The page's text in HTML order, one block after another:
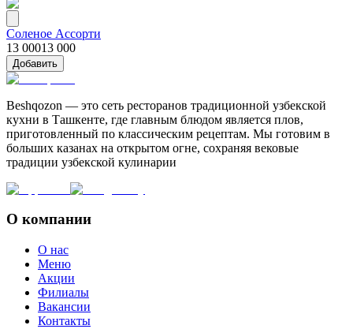
Соленое Ассорти
13 00013 000
Добавить
Beshqozon — это сеть ресторанов традиционной узбекской
кухни в Ташкенте, где главным блюдом является плов,
приготовленный по классическим рецептам. Мы готовим в
больших казанах на открытом огне, сохраняя вековые
традиции узбекской кулинарии
О компании
О нас
Меню
Акции
Филиалы
Вакансии
Контакты